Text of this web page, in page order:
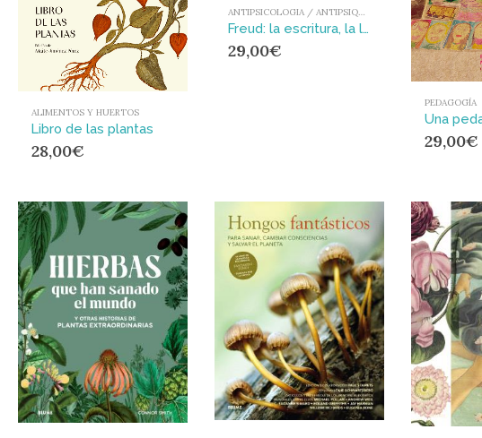
ALIMENTOS Y HUERTOS
Libro de las plantas
28,00€
ANTIPSICOLOGIA / ANTIPSIQUIATRIA
Freud: la escritura, la literatura : (inconsciente ideológico, inconsciente libidinal)
29,00€
PEDAGOGÍA
29,00€